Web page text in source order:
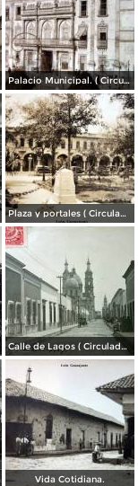
Palacio Municipal. ( Circulada el 23 de Julio de 1924 ).
Plaza y portales ( Circulada el 4 de Agosto de 1929 ).
Calle de Lagos ( Circulada el 27 de Mayo de 1909 ).
Vida Cotidiana.